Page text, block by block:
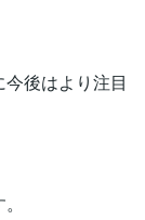
後はより注目